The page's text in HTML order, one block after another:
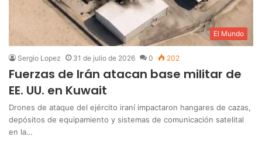
El Mundo
Sergio Lopez 31 de julio de 2026 0 202
Fuerzas de Irán atacan base militar de
EE. UU. en Kuwait
‎Drones de ataque del ejército iraní impactaron hangares de cazas,
depósitos de equipamiento y sistemas de comunicación satelital
en la…